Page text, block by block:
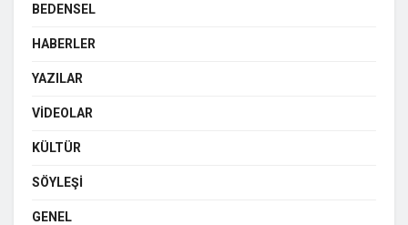
BEDENSEL
HABERLER
YAZILAR
VIDEOLAR
KÜLTÜR
SÖYLEŞI
GENEL